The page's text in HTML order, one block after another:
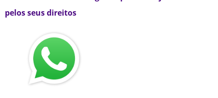
pelos seus direitos